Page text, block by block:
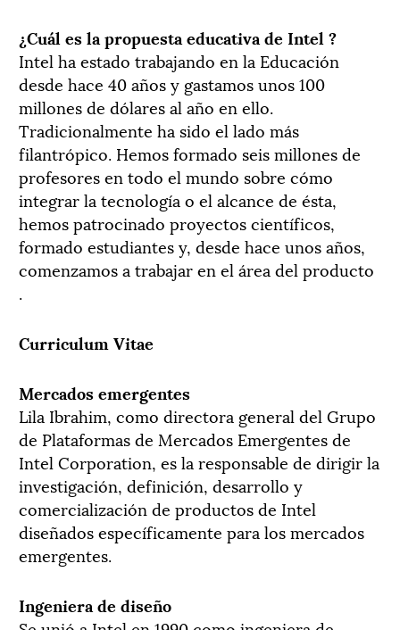
¿Cuál es la propuesta educativa de Intel ?
Intel ha estado trabajando en la Educación
desde hace 40 años y gastamos unos 100
millones de dólares al año en ello.
Tradicionalmente ha sido el lado más
filantrópico. Hemos formado seis millones de
profesores en todo el mundo sobre cómo
integrar la tecnología o el alcance de ésta,
hemos patrocinado proyectos científicos,
formado estudiantes y, desde hace unos años,
comenzamos a trabajar en el área del producto
.
Curriculum Vitae
Mercados emergentes
Lila Ibrahim, como directora general del Grupo
de Plataformas de Mercados Emergentes de
Intel Corporation, es la responsable de dirigir la
investigación, definición, desarrollo y
comercialización de productos de Intel
diseñados específicamente para los mercados
emergentes.
Ingeniera de diseño